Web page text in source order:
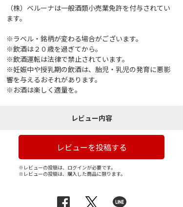
（株）ベルーナは一般酒類小売業免許を付与されてい
ます。
※ラベル・銘柄が変わる場合がございます。
※飲酒は２０歳を過ぎてから。
※飲酒運転は法律で禁止されています。
※妊娠中や授乳期の飲酒は、胎児・乳児の発育に悪影
響を与えるおそれがあります。
※お酒は楽しく適量を。
レビュー内容
レビューを投稿する
※レビューの投稿は、ログインが必要です。
※レビューの投稿は、購入した商品に限ります。